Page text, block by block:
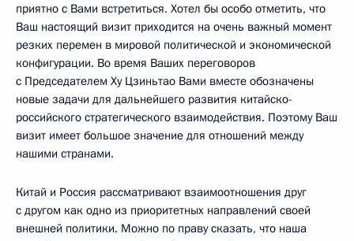
приятно с Вами встретиться. Хотел бы особо отметить, что
Ваш настоящий визит приходится на очень важный момент
резких перемен в мировой политической и экономической
конфигурации. Во время Ваших переговоров
с Председателем Ху Цзиньтао Вами вместе обозначены
новые задачи для дальнейшего развития китайско-
российского стратегического взаимодействия. Поэтому Ваш
визит имеет большое значение для отношений между
нашими странами.
Китай и Россия рассматривают взаимоотношения друг
с другом как одно из приоритетных направлений своей
внешней политики. Можно по праву сказать, что наша